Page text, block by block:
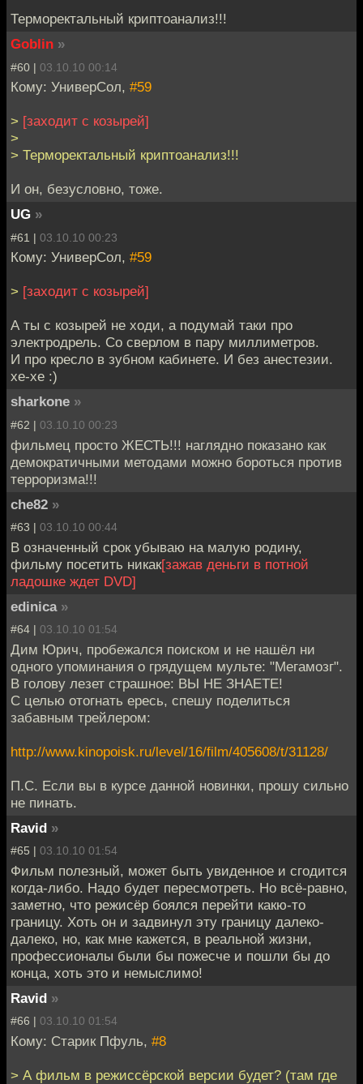
Терморектальный криптоанализ!!!
Goblin »
#60 | 03.10.10 00:14
Кому: УниверСол, #59
> [заходит с козырей]
>
> Терморектальный криптоанализ!!!
И он, безусловно, тоже.
UG »
#61 | 03.10.10 00:23
Кому: УниверСол, #59
> [заходит с козырей]
А ты с козырей не ходи, а подумай таки про
электродрель. Со сверлом в пару миллиметров.
И про кресло в зубном кабинете. И без анестезии.
хе-хе :)
sharkone »
#62 | 03.10.10 00:23
фильмец просто ЖЕСТЬ!!! наглядно показано как
демократичными методами можно бороться против
терроризма!!!
che82 »
#63 | 03.10.10 00:44
В означенный срок убываю на малую родину,
фильму посетить никак[зажав деньги в потной
ладошке ждет DVD]
edinica »
#64 | 03.10.10 01:54
Дим Юрич, пробежался поиском и не нашёл ни
одного упоминания о грядущем мульте: "Мегамозг".
В голову лезет страшное: ВЫ НЕ ЗНАЕТЕ!
С целью отогнать ересь, спешу поделиться
забавным трейлером:
http://www.kinopoisk.ru/level/16/film/405608/t/31128/
П.С. Если вы в курсе данной новинки, прошу сильно
не пинать.
Ravid »
#65 | 03.10.10 01:54
Фильм полезный, может быть увиденное и сгодится
когда-либо. Надо будет пересмотреть. Но всё-равно,
заметно, что режисёр боялся перейти какю-то
границу. Хоть он и задвинул эту границу далеко-
далеко, но, как мне кажется, в реальной жизни,
профессионалы были бы пожесче и пошли бы до
конца, хоть это и немыслимо!
Ravid »
#66 | 03.10.10 01:54
Кому: Старик Пфуль, #8
> А фильм в режиссёрской версии будет? (там где